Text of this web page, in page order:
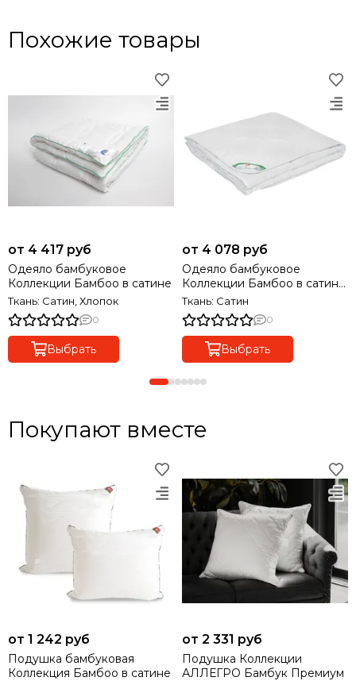
Похожие товары
от 4 417 руб
Одеяло бамбуковое
Коллекции Бамбоо в сатине
Ткань: Сатин, Хлопок
0
Выбрать
от 4 078 руб
Одеяло бамбуковое
Коллекции Бамбоо в сатине
легкое
Ткань: Сатин
0
Выбрать
Покупают вместе
от 1 242 руб
Подушка бамбуковая
Коллекция Бамбоо в сатине
от 2 331 руб
Подушка Коллекции
АЛЛЕГРО Бамбук Премиум